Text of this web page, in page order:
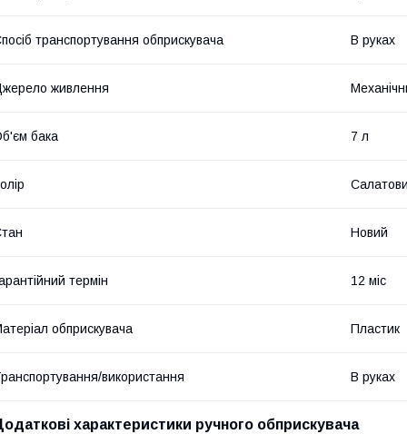
транспортування обприскувача В руках
живлення
бака 7 л
Новий
термін 12 міс
обприскувача Пластик
використання В руках
характеристики ручного обприскувача